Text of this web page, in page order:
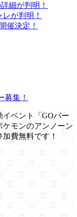
細が判明！
が判明！
催決定！
募集！
イベント「GOパー
ケモンのアンノーン
費無料です！